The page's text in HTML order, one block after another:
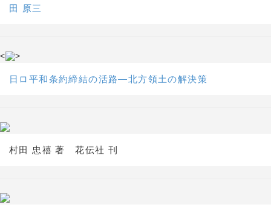
田 原三
< >
日ロ平和条約締結の活路―北方領土の解決策
村田 忠禧 著 花伝社 刊